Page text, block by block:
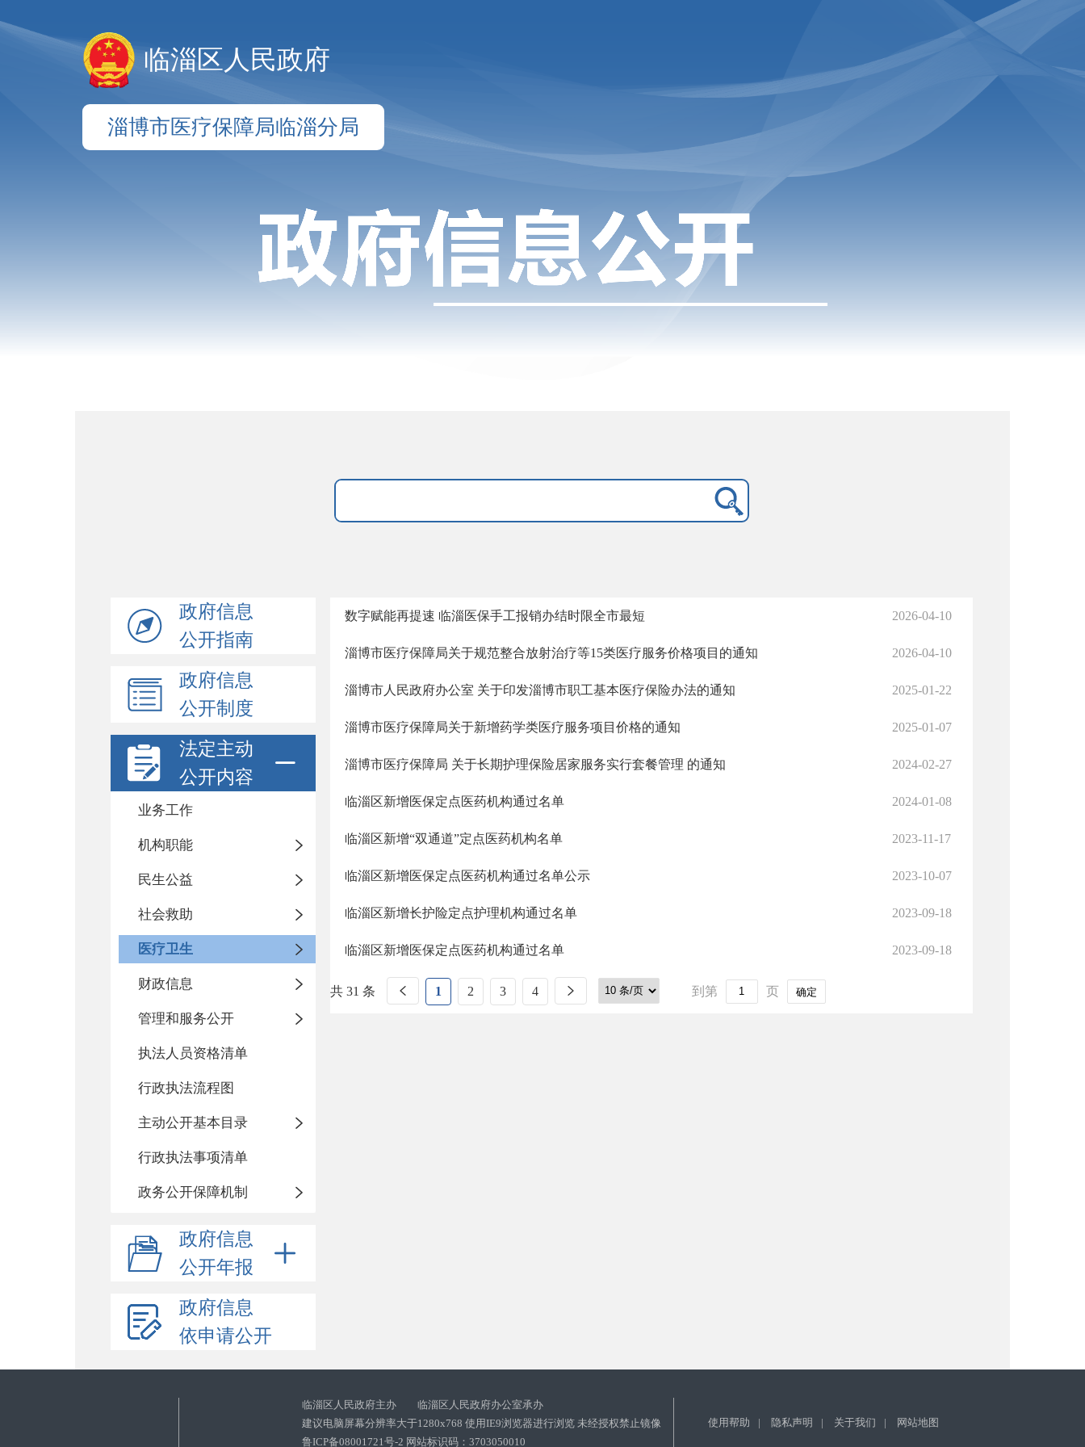
临淄区人民政府
淄博市医疗保障局临淄分局
政府信息
公开指南
政府信息
公开制度
法定主动
公开内容
业务工作
机构职能
民生公益
社会救助
医疗卫生
财政信息
管理和服务公开
执法人员资格清单
行政执法流程图
主动公开基本目录
行政执法事项清单
政务公开保障机制
政府信息
公开年报
政府信息
依申请公开
数字赋能再提速 临淄医保手工报销办结时限全市最短 2026-04-10
淄博市医疗保障局关于规范整合放射治疗等15类医疗服务价格项目的通知 2026-04-10
淄博市人民政府办公室 关于印发淄博市职工基本医疗保险办法的通知 2025-01-22
淄博市医疗保障局关于新增药学类医疗服务项目价格的通知 2025-01-07
淄博市医疗保障局 关于长期护理保险居家服务实行套餐管理 的通知 2024-02-27
临淄区新增医保定点医药机构通过名单 2024-01-08
临淄区新增“双通道”定点医药机构名单 2023-11-17
临淄区新增医保定点医药机构通过名单公示 2023-10-07
临淄区新增长护险定点护理机构通过名单 2023-09-18
临淄区新增医保定点医药机构通过名单 2023-09-18
共 31 条 1 2 3 4 到第 页 确定
临淄区人民政府主办 临淄区人民政府办公室承办
建议电脑屏幕分辨率大于1280x768 使用IE9浏览器进行浏览 未经授权禁止镜像
鲁ICP备08001721号-2 网站标识码：3703050010
使用帮助 | 隐私声明 | 关于我们 | 网站地图